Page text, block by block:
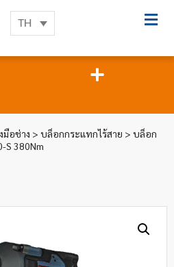
TH
มือช่าง > บล็อกกระแทกไร้สาย > บล็อก
S 380Nm